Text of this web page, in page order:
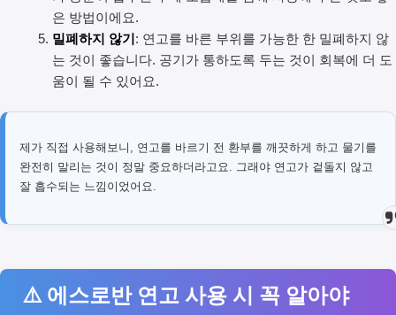
은 방법이에요.
밀폐하지 않기 : 연고를 바른 부위를 가능한 한 밀폐하지 않
는 것이 좋습니다. 공기가 통하도록 두는 것이 회복에 더 도
움이 될 수 있어요.
제가 직접 사용해보니, 연고를 바르기 전 환부를 깨끗하게 하고 물기를
완전히 말리는 것이 정말 중요하더라고요. 그래야 연고가 겉돌지 않고
잘 흡수되는 느낌이었어요.
⚠️ 에스로반 연고 사용 시 꼭 알아야